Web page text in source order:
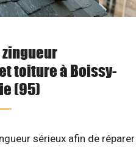
toiture à Boissy-
(95)
sérieux afin de réparer